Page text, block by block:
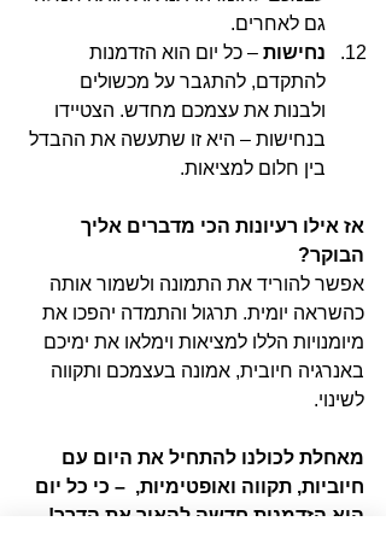
גם לאחרים.
נחישות – כל יום הוא הזדמנות
להתקדם, להתגבר על מכשולים
ולבנות את עצמכם מחדש. הצטיידו
בנחישות – היא זו שתעשה את ההבדל
בין חלום למציאות.
אז אילו רעיונות הכי מדברים אליך
הבוקר?
אפשר להוריד את התמונה ולשמור אותה
כהשראה יומית. תרגול והתמדה יהפכו את
מיומנויות הללו למציאות וימלאו את ימיכם
באנרגיה חיובית, אמונה בעצמכם ותקווה
לשינוי.
מאחלת לכולנו להתחיל את היום עם
חיוביות, תקווה ואופטימיות,  – כי כל יום
הוא הזדמנות חדשה להאיר את הדרך!